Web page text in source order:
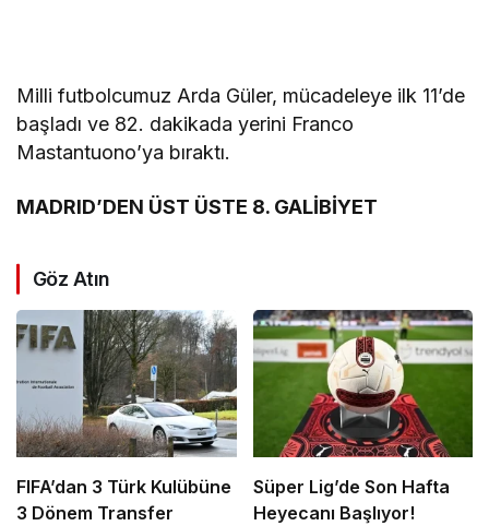
Milli futbolcumuz Arda Güler, mücadeleye ilk 11’de
başladı ve 82. dakikada yerini Franco
Mastantuono’ya bıraktı.
MADRID’DEN ÜST ÜSTE 8. GALİBİYET
Göz Atın
FIFA’dan 3 Türk Kulübüne
3 Dönem Transfer
Süper Lig’de Son Hafta
Heyecanı Başlıyor!